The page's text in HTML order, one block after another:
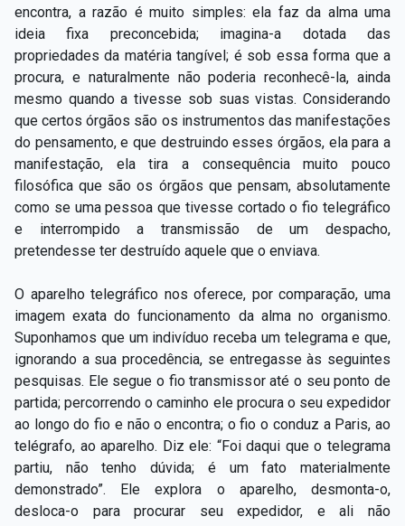
encontra, a razão é muito simples: ela faz da alma uma
ideia fixa preconcebida; imagina-a dotada das
propriedades da matéria tangível; é sob essa forma que a
procura, e naturalmente não poderia reconhecê-la, ainda
mesmo quando a tivesse sob suas vistas. Considerando
que certos órgãos são os instrumentos das manifestações
do pensamento, e que destruindo esses órgãos, ela para a
manifestação, ela tira a consequência muito pouco
filosófica que são os órgãos que pensam, absolutamente
como se uma pessoa que tivesse cortado o fio telegráfico
e interrompido a transmissão de um despacho,
pretendesse ter destruído aquele que o enviava.
O aparelho telegráfico nos oferece, por comparação, uma
imagem exata do funcionamento da alma no organismo.
Suponhamos que um indivíduo receba um telegrama e que,
ignorando a sua procedência, se entregasse às seguintes
pesquisas. Ele segue o fio transmissor até o seu ponto de
partida; percorrendo o caminho ele procura o seu expedidor
ao longo do fio e não o encontra; o fio o conduz a Paris, ao
telégrafo, ao aparelho. Diz ele: “Foi daqui que o telegrama
partiu, não tenho dúvida; é um fato materialmente
demonstrado”. Ele explora o aparelho, desmonta-o,
desloca-o para procurar seu expedidor, e ali não